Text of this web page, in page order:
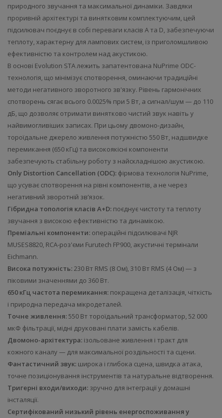
природного звучання та максимальної динаміки. Завдяки
проривній архітектурі та винятковим комплектуючим, цей
підсилювач поєднує в собі переваги класів A та D, забезпечуючи
теплоту, характерну для лампових систем, із приголомшливою
ефективністю та контролем над акустикою.
В основі Evolution STA лежить запатентована NuPrime ODC-
технологія, що мінімізує спотворення, оминаючи традиційні
методи негативного зворотного зв'язку. Рівень гармонічних
спотворень сягає всього 0.0025% при 5 Вт, а сигнал/шум — до 110
дБ, що дозволяє отримати винятково чистий звук навіть у
найвимогливіших записах. При цьому двомоно-дизайн,
тороїдальне джерело живлення потужністю 550 Вт, надшвидке
перемикання (650 кГц) та високоякісні компоненти
забезпечують стабільну роботу з найскладнішою акустикою.
Only Distortion Cancellation (ODC): фірмова технологія NuPrime,
що усуває спотворення на рівні компонентів, а не через
негативний зворотній зв’язок.
Гібридна топологія класів A+D: поєднує чистоту та теплоту
звучання з високою ефективністю та динамікою.
Преміальні компоненти: операційні підсилювачі NJR
MUSES8820, RCA-роз'єми Furutech FP900, акустичні термінали
Eichmann.
Висока потужність:230 Вт RMS (8 Ом), 310 Вт RMS (4 Ом) — з
піковими значеннями до 360 Вт.
650 кГц частота перемикання: покращена деталізація, чіткість
і природна передача мікродеталей.
Точне живлення:550 Вт тороїдальний трансформатор, 52 000
мкФ фільтрації, мідні друковані плати замість кабелів.
Двомоно-архітектура: ізольоване живлення і тракт для
кожного каналу — для максимальної роздільності та сцени.
Фантастичний звук: широка і глибока сцена, швидка атака,
точне позиціонування інструментів та натуральне відтворення.
Тригерні входи/виходи: зручно для інтеграції у домашні
інсталяції.
Сертифікований низький рівень енергоспоживання у